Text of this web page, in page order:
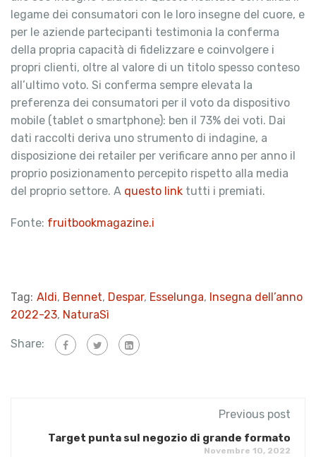
legame dei consumatori con le loro insegne del cuore, e
per le aziende partecipanti testimonia la conferma
della propria capacità di fidelizzare e coinvolgere i
propri clienti, oltre al valore di un titolo spesso conteso
all’ultimo voto. Si conferma sempre elevata la
preferenza dei consumatori per il voto da dispositivo
mobile (tablet o smartphone): ben il 73% dei voti. Dai
dati raccolti deriva uno strumento di indagine, a
disposizione dei retailer per verificare anno per anno il
proprio posizionamento percepito rispetto alla media
del proprio settore. A questo link tutti i premiati.
Fonte: fruitbookmagazine.i
Tag: Aldi, Bennet, Despar, Esselunga, Insegna dell’anno
2022-23, NaturaSì
Share:
Previous post
Target punta sul negozio di grande formato
Novembre 10, 2022